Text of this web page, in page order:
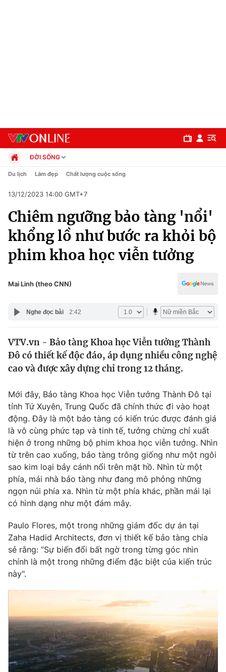
Chuyên mục
Chính trị
Xã hội
Pháp luật
Y tế
Thế giới
Tin tức
Câu chuyện quốc tế
Kinh tế
Tài chính
Thị trường
Góc doanh nghiệp
Dữ liệu và đời sống
Truyền hình
Phim VTV
Hậu trường
Nhân vật
Giải sao mai
Giải trí
Điện ảnh
Âm nhạc
Sao
Đời sống
Làm đẹp
Chất lượng cuộc sống
Giáo dục
Tuyển sinh
Học trực tuyến
Công nghệ
Hitech Công nghệ tương lai
Sản phẩm
Thị trường
Tư vấn
Giao lưu trực tuyến
Lịch phát sóng
Chuyên mục khác
Emagazine Podcast
ĐỜI SỐNG
Chính trị
Pháp luật
Kinh tế
Thể thao
Truyền hình
Văn hóa - Giải trí
Công nghệ
Du lịch Làm đẹp Chất lượng cuộc sống
13/12/2023 14:00 GMT+7
Chiêm ngưỡng bảo tàng 'nổi'
khổng lồ như bước ra khỏi bộ
phim khoa học viễn tưởng
Mai Linh (theo CNN)
Nghe đọc bài 2:42
VTV.vn - Bảo tàng Khoa học Viễn tưởng Thành
Đô có thiết kế độc đáo, áp dụng nhiều công nghệ
cao và được xây dựng chỉ trong 12 tháng.
Mới đây, Bảo tàng Khoa học Viễn tưởng Thành Đô tại
tỉnh Tứ Xuyên, Trung Quốc đã chính thức đi vào hoạt
động. Đây là một bảo tàng có kiến trúc được đánh giá
là vô cùng phức tạp và tinh tế, tưởng chừng chỉ xuất
hiện ở trong những bộ phim khoa học viễn tưởng. Nhìn
từ trên cao xuống, bảo tàng trông giống như một ngôi
sao kim loại bảy cánh nổi trên mặt hồ. Nhìn từ một
phía, mái nhà bảo tàng như đang mô phỏng những
ngọn núi phía xa. Nhìn từ một phía khác, phần mái lại
có hình dạng như một đám mây.
Paulo Flores, một trong những giám đốc dự án tại
Zaha Hadid Architects, đơn vị thiết kế bảo tàng chia
sẻ rằng: “Sự biến đổi bất ngờ trong từng góc nhìn
chính là một trong những điểm đặc biệt của kiến trúc
này".